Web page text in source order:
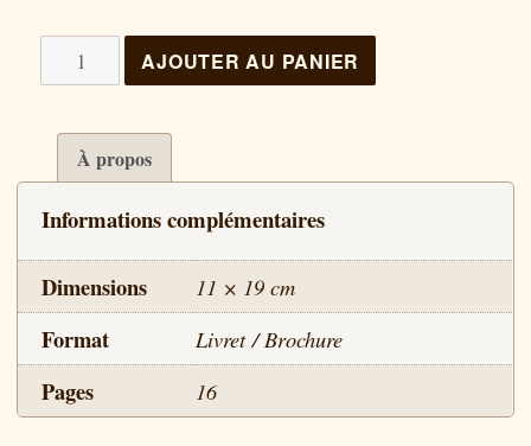
quantité
de
existe
AJOUTER AU PANIER
À propos
Informations complémentaires
Dimensions 11 × 19 cm
Format Livret / Brochure
Pages 16